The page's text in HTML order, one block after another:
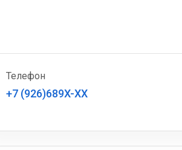
Телефон
+7 (926)689X-XX